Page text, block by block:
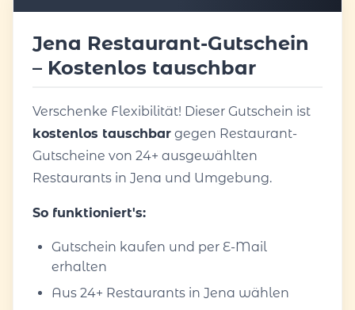
Jena Restaurant-Gutschein
– Kostenlos tauschbar
Verschenke Flexibilität! Dieser Gutschein ist
kostenlos tauschbar gegen Restaurant-
Gutscheine von 24+ ausgewählten
Restaurants in Jena und Umgebung.
So funktioniert's:
Gutschein kaufen und per E-Mail
erhalten
Aus 24+ Restaurants in Jena wählen